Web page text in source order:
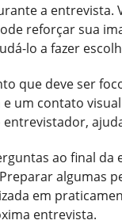
a entrevista.
reforçar sua
lo a fazer
que deve ser
um contato
ao final
algumas
em
entrevista.